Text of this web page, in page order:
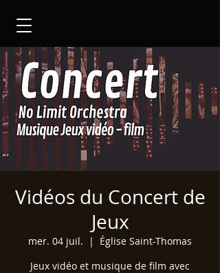
Vidéos du Concert de
Jeux
mer. 04 juil.
  |
Église Saint-Thomas
Jeux vidéo et musique de film avec